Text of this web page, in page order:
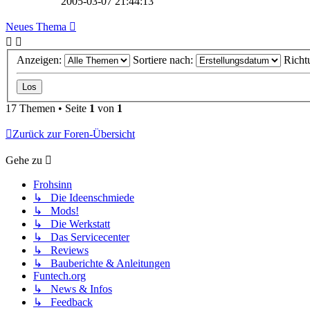
Neues Thema
Anzeigen: Sortiere nach:
17 Themen • Seite 1 von 1
Zurück zur Foren-Übersicht
Gehe zu
Frohsinn
↳ Die Ideenschmiede
↳ Mods!
↳ Die Werkstatt
↳ Das Servicecenter
↳ Reviews
↳ Bauberichte & Anleitungen
Funtech.org
↳ News & Infos
↳ Feedback